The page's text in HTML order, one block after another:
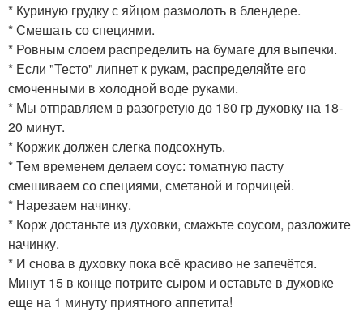
* Куриную грудку с яйцом размолоть в блендере.
* Смешать со специями.
* Ровным слоем распределить на бумаге для выпечки.
* Если "Тесто" липнет к рукам, распределяйте его
смоченными в холодной воде руками.
* Мы отправляем в разогретую до 180 гр духовку на 18-
20 минут.
* Коржик должен слегка подсохнуть.
* Тем временем делаем соус: томатную пасту
смешиваем со специями, сметаной и горчицей.
* Нарезаем начинку.
* Корж достаньте из духовки, смажьте соусом, разложите
начинку.
* И снова в духовку пока всё красиво не запечётся.
Минут 15 в конце потрите сыром и оставьте в духовке
еще на 1 минуту приятного аппетита!